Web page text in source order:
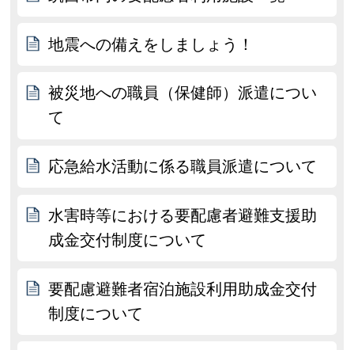
地震への備えをしましょう！
被災地への職員（保健師）派遣につい
て
応急給水活動に係る職員派遣について
水害時等における要配慮者避難支援助
成金交付制度について
要配慮避難者宿泊施設利用助成金交付
制度について